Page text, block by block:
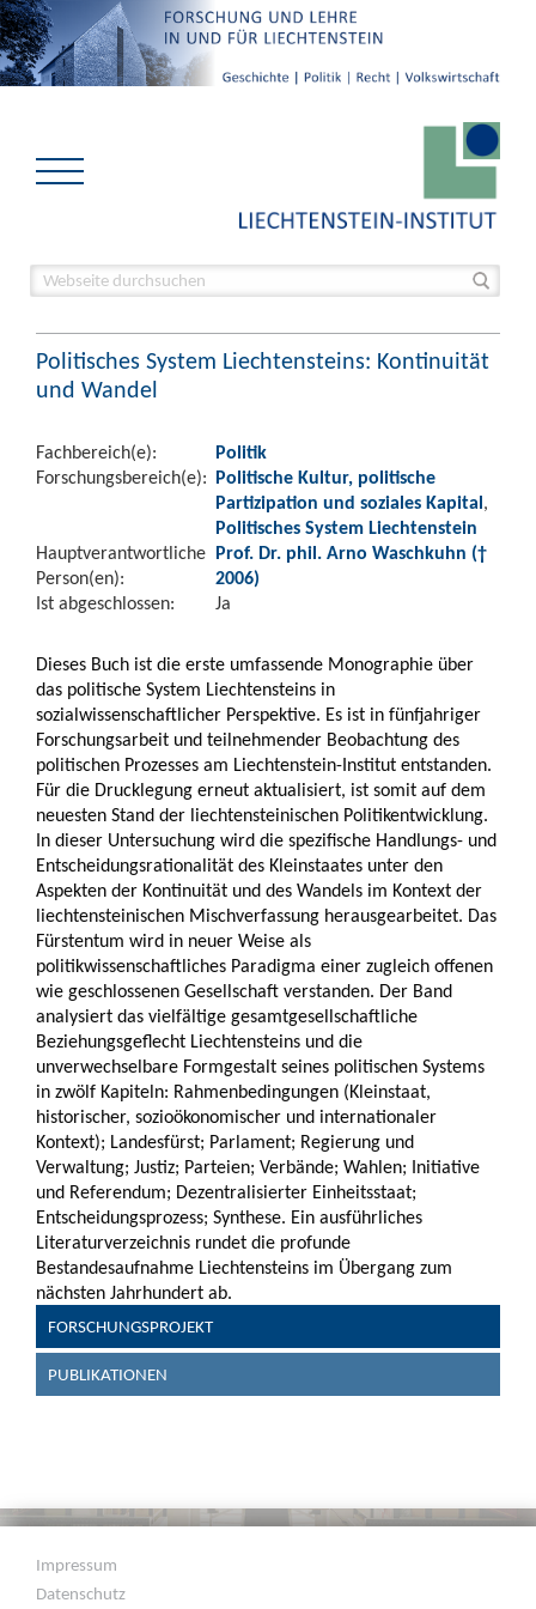
Politisches System Liechtensteins: Kontinuität
und Wandel
Fachbereich(e):
Politik
Forschungsbereich(e): Politische Kultur, politische
Partizipation und soziales Kapital,
Politisches System Liechtenstein
Hauptverantwortliche
Person(en):
Prof. Dr. phil. Arno Waschkuhn (†
2006)
Ist abgeschlossen:
Ja
Dieses Buch ist die erste umfassende Monographie über
das politische System Liechtensteins in
sozialwissenschaftlicher Perspektive. Es ist in fünfjahriger
Forschungsarbeit und teilnehmender Beobachtung des
politischen Prozesses am Liechtenstein-Institut entstanden.
Für die Drucklegung erneut aktualisiert, ist somit auf dem
neuesten Stand der liechtensteinischen Politikentwicklung.
In dieser Untersuchung wird die spezifische Handlungs- und
Entscheidungsrationalität des Kleinstaates unter den
Aspekten der Kontinuität und des Wandels im Kontext der
liechtensteinischen Mischverfassung herausgearbeitet. Das
Fürstentum wird in neuer Weise als
politikwissenschaftliches Paradigma einer zugleich offenen
wie geschlossenen Gesellschaft verstanden. Der Band
analysiert das vielfältige gesamtgesellschaftliche
Beziehungsgeflecht Liechtensteins und die
unverwechselbare Formgestalt seines politischen Systems
in zwölf Kapiteln: Rahmenbedingungen (Kleinstaat,
historischer, sozioökonomischer und internationaler
Kontext); Landesfürst; Parlament; Regierung und
Verwaltung; Justiz; Parteien; Verbände; Wahlen; Initiative
und Referendum; Dezentralisierter Einheitsstaat;
Entscheidungsprozess; Synthese. Ein ausführliches
Literaturverzeichnis rundet die profunde
Bestandesaufnahme Liechtensteins im Übergang zum
nächsten Jahrhundert ab.
FORSCHUNGSPROJEKT
PUBLIKATIONEN
Impressum
Datenschutz